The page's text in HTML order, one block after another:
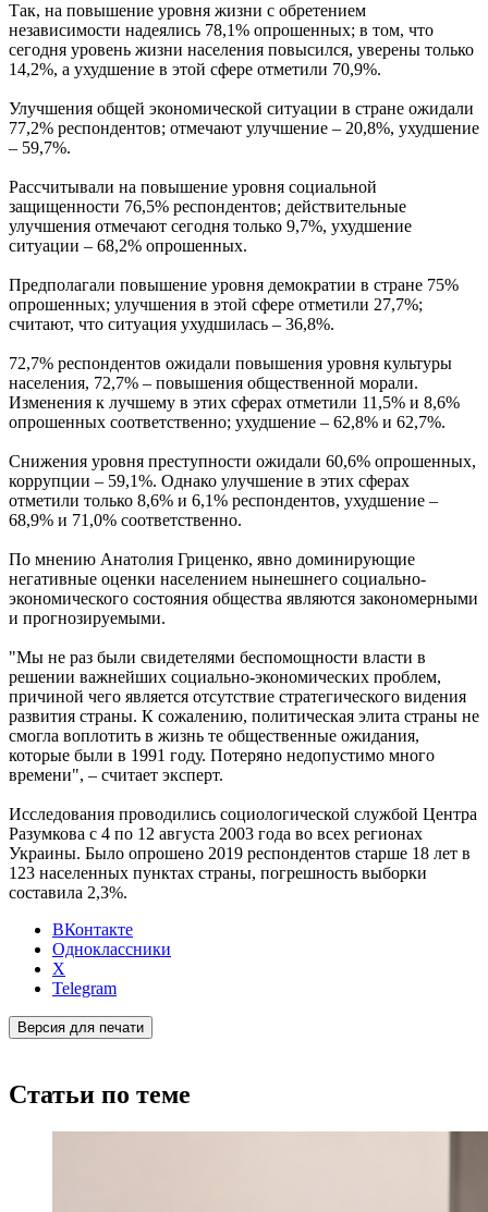
Так, на повышение уровня жизни с обретением
независимости надеялись 78,1% опрошенных; в том, что
сегодня уровень жизни населения повысился, уверены только
14,2%, а ухудшение в этой сфере отметили 70,9%.
Улучшения общей экономической ситуации в стране ожидали
77,2% респондентов; отмечают улучшение – 20,8%, ухудшение
– 59,7%.
Рассчитывали на повышение уровня социальной
защищенности 76,5% респондентов; действительные
улучшения отмечают сегодня только 9,7%, ухудшение
ситуации – 68,2% опрошенных.
Предполагали повышение уровня демократии в стране 75%
опрошенных; улучшения в этой сфере отметили 27,7%;
считают, что ситуация ухудшилась – 36,8%.
72,7% респондентов ожидали повышения уровня культуры
населения, 72,7% – повышения общественной морали.
Изменения к лучшему в этих сферах отметили 11,5% и 8,6%
опрошенных соответственно; ухудшение – 62,8% и 62,7%.
Снижения уровня преступности ожидали 60,6% опрошенных,
коррупции – 59,1%. Однако улучшение в этих сферах
отметили только 8,6% и 6,1% респондентов, ухудшение –
68,9% и 71,0% соответственно.
По мнению Анатолия Гриценко, явно доминирующие
негативные оценки населением нынешнего социально-
экономического состояния общества являются закономерными
и прогнозируемыми.
"Мы не раз были свидетелями беспомощности власти в
решении важнейших социально-экономических проблем,
причиной чего является отсутствие стратегического видения
развития страны. К сожалению, политическая элита страны не
смогла воплотить в жизнь те общественные ожидания,
которые были в 1991 году. Потеряно недопустимо много
времени", – считает эксперт.
Исследования проводились социологической службой Центра
Разумкова с 4 по 12 августа 2003 года во всех регионах
Украины. Было опрошено 2019 респондентов старше 18 лет в
123 населенных пунктах страны, погрешность выборки
составила 2,3%.
ВКонтакте
Одноклассники
X
Telegram
Версия для печати
Статьи по теме